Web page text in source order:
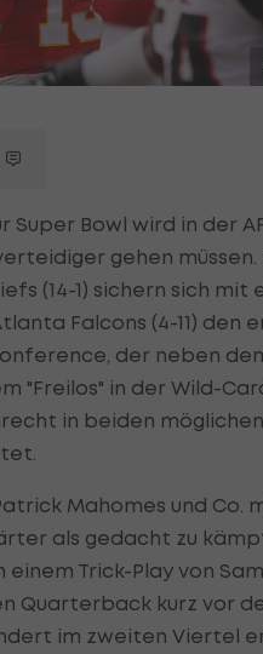
Super Bowl wird in der
gehen müssen.
(14-1) sichern sich mit
Falcons (4-11) den
der neben
"Freilos" in der Wild-
in beiden
Mahomes und Co.
als gedacht zu
Trick-Play von
Quarterback kurz vor
im zweiten Viertel